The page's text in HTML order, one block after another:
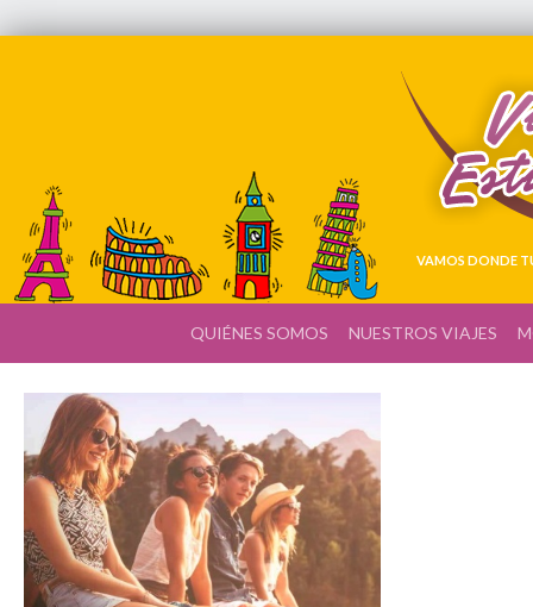
VAMOS DONDE
QUIÉNES SOMOS NUESTROS VIAJES